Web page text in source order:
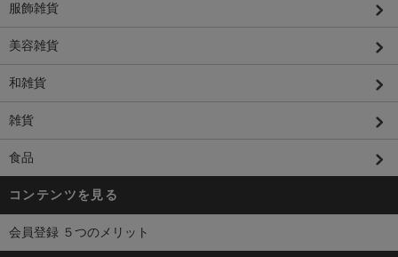
服飾雑貨
美容雑貨
和雑貨
雑貨
食品
コンテンツを見る
会員登録 ５つのメリット